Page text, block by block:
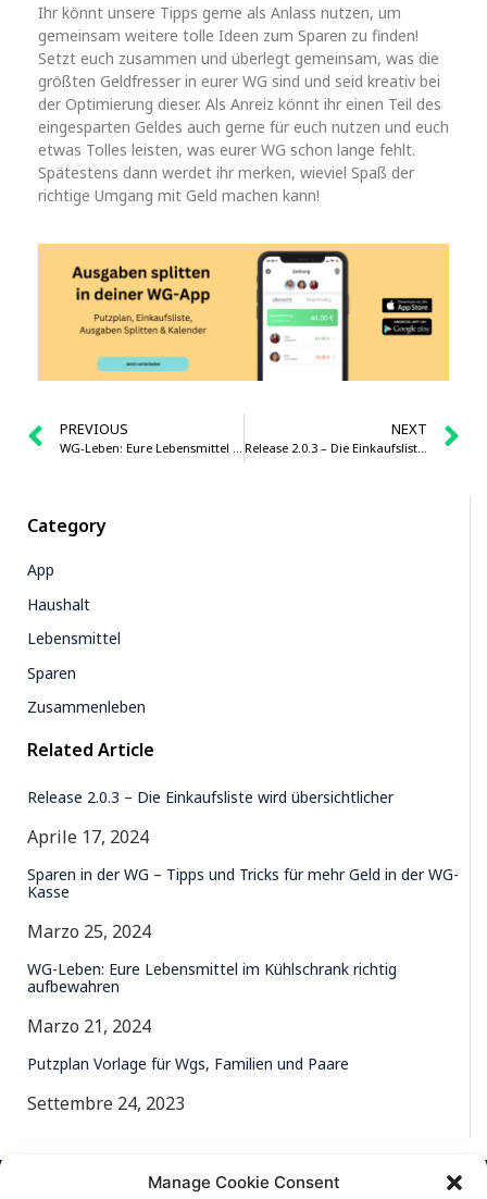
Manage Cookie Consent
Category
App
Haushalt
Lebensmittel
Sparen
Zusammenleben
Related Article
Release 2.0.3 – Die Einkaufsliste wird übersichtlicher
Aprile 17, 2024
Sparen in der WG – Tipps und Tricks für mehr Geld in der WG-
Kasse
Marzo 25, 2024
WG-Leben: Eure Lebensmittel im Kühlschrank richtig
aufbewahren
Marzo 21, 2024
Putzplan Vorlage für Wgs, Familien und Paare
Settembre 24, 2023
Ihr könnt unsere Tipps gerne als Anlass nutzen, um
gemeinsam weitere tolle Ideen zum Sparen zu finden!
Setzt euch zusammen und überlegt gemeinsam, was die
größten Geldfresser in eurer WG sind und seid kreativ bei
der Optimierung dieser. Als Anreiz könnt ihr einen Teil des
eingesparten Geldes auch gerne für euch nutzen und euch
etwas Tolles leisten, was eurer WG schon lange fehlt.
Spätestens dann werdet ihr merken, wieviel Spaß der
richtige Umgang mit Geld machen kann!
PREVIOUS
WG-Leben: Eure Lebensmittel im Kühlschrank richtig aufbewahren
NEXT
Release 2.0.3 – Die Einkaufsliste wird übersichtlicher